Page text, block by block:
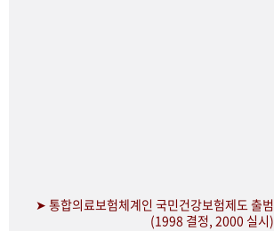
➤ 통합의료보험체계인 국민건강보험제도 출범
(1998 결정, 2000 실시)